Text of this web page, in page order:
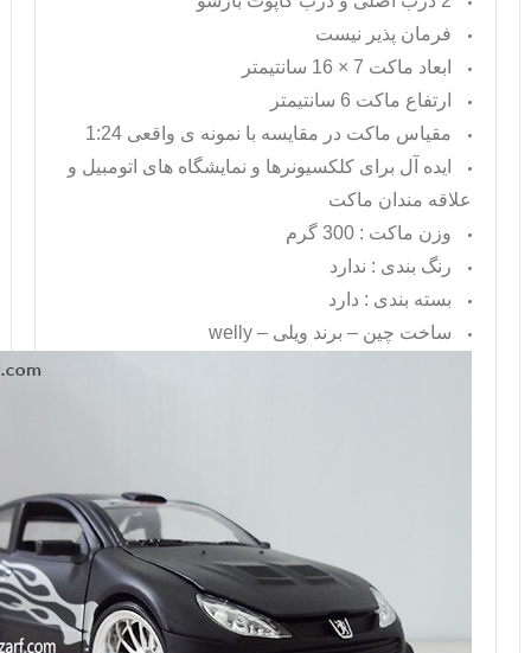
فرمان پذیر نیست
ابعاد ماکت 7 × 16 سانتیمتر
ارتفاع ماکت 6 سانتیمتر
مقیاس ماکت در مقایسه با نمونه ی واقعی 1:24
ایده آل برای کلکسیونرها و نمایشگاه های اتومبیل و
علاقه مندان ماکت
وزن ماکت : 300 گرم
رنگ بندی : ندارد
بسته بندی : دارد
ساخت چین – برند ویلی – welly